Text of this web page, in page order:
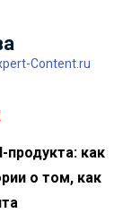
Content.ru
как
о том, как